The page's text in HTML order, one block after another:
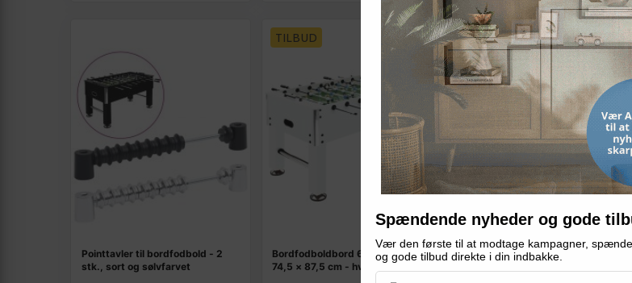
Pointtavler til bordfodbold - 2
stk., sort og sølvfarvet
TILBUD
Bordfodboldbord 60 kg - 140 ×
74,5 × 87,5 cm - hvid
Bordfodbold i røget eg - 125 ×
Spændende nyheder og gode
Vær den første til at modtage kampagner,
og gode tilbud direkte i din indbakke.